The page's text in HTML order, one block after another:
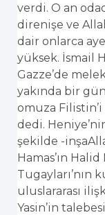
verdi. O an
direnişe ve
dair onlarca
yüksek. İsmail
Gazze’de
yakında bir
omuza
dedi.
şekilde -
Hamas’ın
Tugayları’nın
uluslararası
Yasin’in